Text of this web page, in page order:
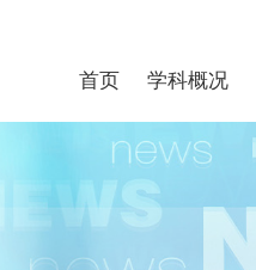
首页 学科概况